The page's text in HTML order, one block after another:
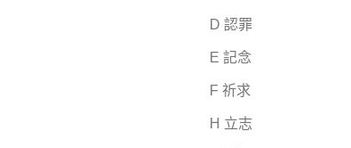
D 認罪
E 記念
F 祈求
H 立志